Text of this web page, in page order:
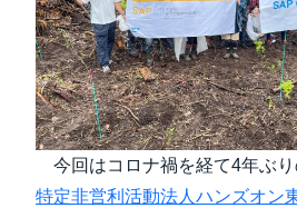
今回はコロナ禍を経て4年ぶり
特定非営利活動法人ハンズオン